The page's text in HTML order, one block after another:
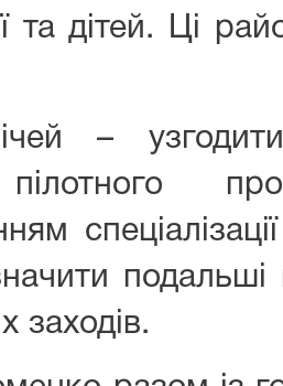
та дітей. Ці
–
пілотного
заходів.